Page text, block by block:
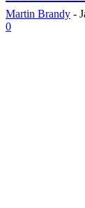
Martin Brandy -
0